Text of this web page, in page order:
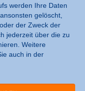
werden Ihre Daten
gelöscht,
der Zweck der
jederzeit über die zu
Weitere
auch in der